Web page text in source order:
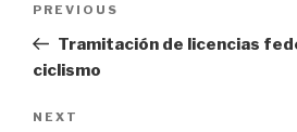
entradas
Previous
Post
PREVIOUS
Tramitación de licencias
ciclismo
Next
NEXT